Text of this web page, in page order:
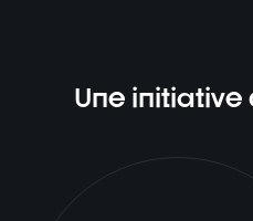
Une initiative